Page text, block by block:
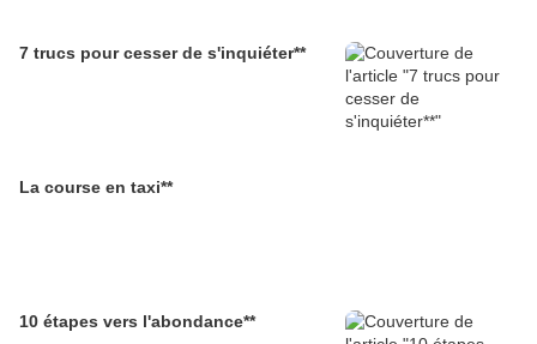
7 trucs pour cesser de s'inquiéter**
La course en taxi**
10 étapes vers l'abondance**